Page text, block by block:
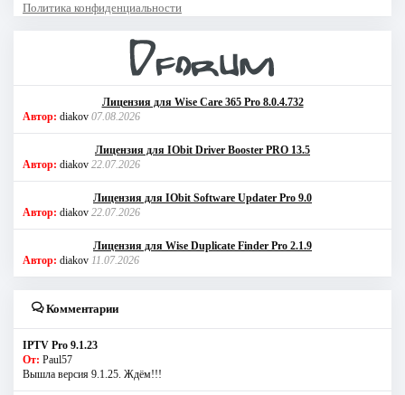
Политика конфиденциальности
Лицензия для Wise Care 365 Pro 8.0.4.732
Автор: diakov 07.08.2026
Лицензия для IObit Driver Booster PRO 13.5
Автор: diakov 22.07.2026
Лицензия для IObit Software Updater Pro 9.0
Автор: diakov 22.07.2026
Лицензия для Wise Duplicate Finder Pro 2.1.9
Автор: diakov 11.07.2026
Комментарии
IPTV Pro 9.1.23
От: Paul57
Вышла версия 9.1.25. Ждём!!!